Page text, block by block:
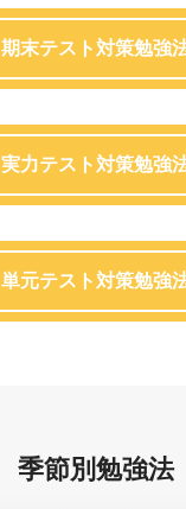
期末テスト対策勉強
実力テスト対策勉強
単元テスト対策勉強
季節別勉強法